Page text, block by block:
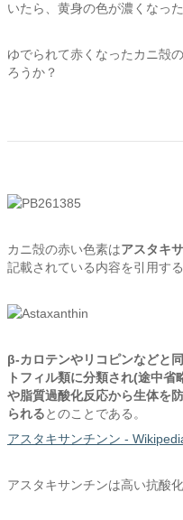
いたら、黄身の色が濃くなっ
ゆでられて赤くなったカニ殻
ろうか？
カニ殻の赤い色素はアスタキ
記載されている内容を引用する
β-カロテンやリコピンなどと
トフィル類に分類され(途中
や脂質過酸化反応から生体を
られるとのことである。
アスタキサンチンン -
アスタキサンチンは高い抗酸